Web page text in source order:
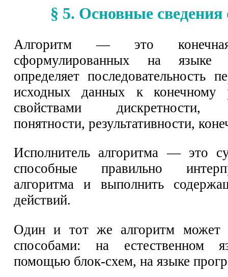
§ 5. Основные
Алгоритм — это
сформулированных на языке
определяет последовательность
исходных данных к конечному
свойствами дискретности,
понятности, результативности,
Исполнитель алгоритма — это
способные правильно
алгоритма и выполнить
действий.
Один и тот же алгоритм может
способами: на естественном
помощью блок-схем, на языке